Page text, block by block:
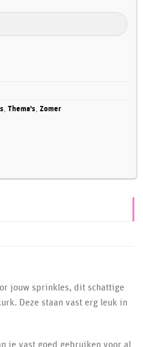
,Thema's,Zomer
jouw sprinkles, dit schattige
Deze staan vast erg leuk in
je vast goed gebruiken voor al